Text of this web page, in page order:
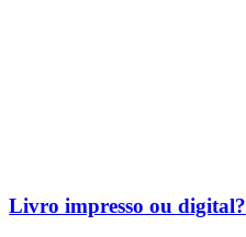
Livro impresso ou digital?